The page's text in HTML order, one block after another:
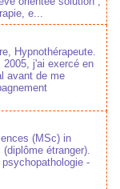
e...
Hypnothérapeute.
2005, j'ai exercé en
avant de me
(MSc) in
étranger).
-